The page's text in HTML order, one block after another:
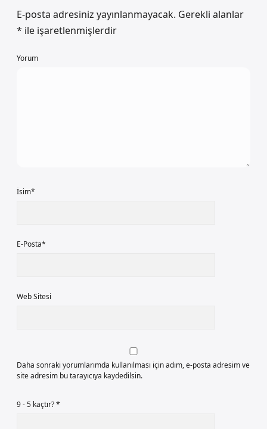
E-posta adresiniz yayınlanmayacak. Gerekli alanlar
* ile işaretlenmişlerdir
Yorum
İsim*
E-Posta*
Web Sitesi
Daha sonraki yorumlarımda kullanılması için adım, e-posta adresim ve
site adresim bu tarayıcıya kaydedilsin.
9 - 5 kaçtır?*